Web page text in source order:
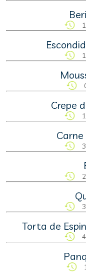
Crepe
Torta de